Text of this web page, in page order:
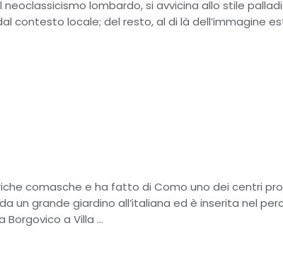
lombardo, si avvicina allo stile
contesto locale; del resto, al di là dell’immagine
comasche e ha fatto di Como uno dei centri
un grande giardino all’italiana ed è inserita nel
Borgovico a Villa …